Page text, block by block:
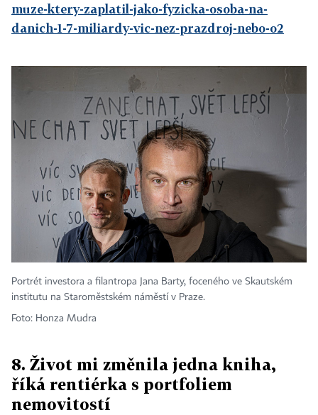
muze-ktery-zaplatil-jako-fyzicka-osoba-na-
danich-1-7-miliardy-vic-nez-prazdroj-nebo-o2
Portrét investora a filantropa Jana Barty, foceného ve Skautském
institutu na Staroměstském náměstí v Praze.
Foto: Honza Mudra
8. Život mi změnila jedna kniha,
říká rentiérka s portfoliem
nemovitostí